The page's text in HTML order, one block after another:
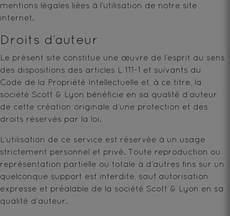
mentions légales liées à l’utilisation de notre site
internet.
Droits d’auteur
Le présent site constitue une œuvre de l’esprit au sens
des dispositions des articles L 111-1 et suivants du
Code de la Propriété Intellectuelle et, à ce titre, la
société Scott & Lyon bénéficie en sa qualité d’auteur
de cette création originale d’une protection et des
droits réservés par la loi.
L’utilisation de ce service est réservée à un usage
strictement personnel et privé. Toute reproduction ou
représentation partielle ou totale à d’autres fins sur un
quelconque support est interdite, sauf autorisation
expresse et préalable de la société Scott & Lyon en sa
qualité d’auteur.